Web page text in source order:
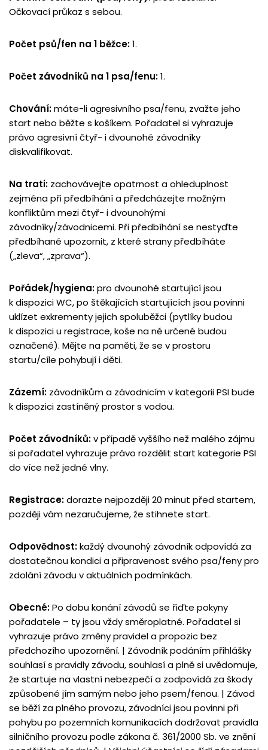
Očkovací průkaz s sebou.
Počet psů/fen na 1 běžce:1.
Počet závodníků na 1 psa/fenu:1.
Chování:máte-li agresivního psa/fenu, zvažte jeho
start nebo běžte s košíkem. Pořadatel si vyhrazuje
právo agresivní čtyř- i dvounohé závodníky
diskvalifikovat.
Na trati: zachovávejte opatrnost a ohleduplnost
zejména při předbíhání a předcházejte možným
konfliktům mezi čtyř- i dvounohými
závodníky/závodnicemi. Při předbíhání se nestyďte
předbíhané upozornit, z které strany předbíháte
(„zleva“, „zprava“).
Pořádek/hygiena:pro dvounohé startující jsou
k dispozici WC, po štěkajících startujících jsou povinni
uklízet exkrementy jejich spoluběžci (pytlíky budou
k dispozici u registrace, koše na ně určené budou
označené). Mějte na paměti, že se v prostoru
startu/cíle pohybují i děti.
Zázemí: závodníkům a závodnicím v kategorii PSI bude
k dispozici zastíněný prostor s vodou.
Počet závodníků:v případě vyššího než malého zájmu
si pořadatel vyhrazuje právo rozdělit start kategorie PSI
do více než jedné vlny.
Registrace:dorazte nejpozději 20 minut před startem,
později vám nezaručujeme, že stihnete start.
Odpovědnost:každý dvounohý závodník odpovídá za
dostatečnou kondici a připravenost svého psa/feny pro
zdolání závodu v aktuálních podmínkách.
Obecné:Po dobu konání závodů se řiďte pokyny
pořadatele – ty jsou vždy směroplatné. Pořadatel si
vyhrazuje právo změny pravidel a propozic bez
předchozího upozornění. | Závodník podáním přihlášky
souhlasí s pravidly závodu, souhlasí a plně si uvědomuje,
že startuje na vlastní nebezpečí a zodpovídá za škody
způsobené jím samým nebo jeho psem/fenou. | Závod
se běží za plného provozu, závodníci jsou povinni při
pohybu po pozemních komunikacích dodržovat pravidla
silničního provozu podle zákona č. 361/2000 Sb. ve znění